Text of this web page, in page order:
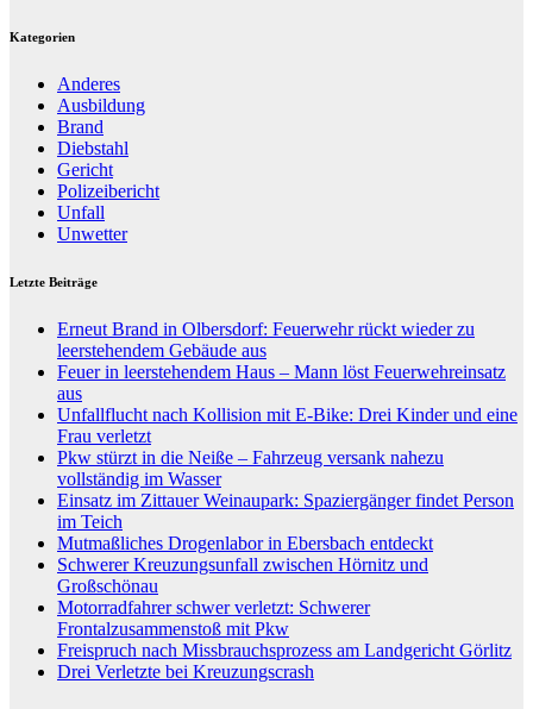
Kategorien
Anderes
Ausbildung
Brand
Diebstahl
Gericht
Polizeibericht
Unfall
Unwetter
Letzte Beiträge
Erneut Brand in Olbersdorf: Feuerwehr rückt wieder zu
leerstehendem Gebäude aus
Feuer in leerstehendem Haus – Mann löst Feuerwehreinsatz
aus
Unfallflucht nach Kollision mit E-Bike: Drei Kinder und eine
Frau verletzt
Pkw stürzt in die Neiße – Fahrzeug versank nahezu
vollständig im Wasser
Einsatz im Zittauer Weinaupark: Spaziergänger findet Person
im Teich
Mutmaßliches Drogenlabor in Ebersbach entdeckt
Schwerer Kreuzungsunfall zwischen Hörnitz und
Großschönau
Motorradfahrer schwer verletzt: Schwerer
Frontalzusammenstoß mit Pkw
Freispruch nach Missbrauchsprozess am Landgericht Görlitz
Drei Verletzte bei Kreuzungscrash